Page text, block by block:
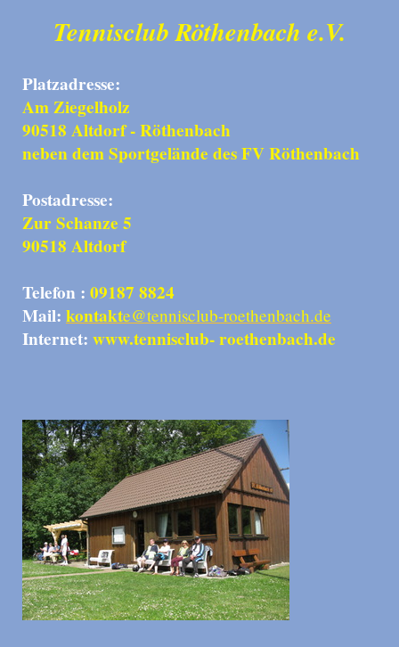
Tennisclub Röthenbach e.V.
Platzadresse:
Am Ziegelholz
90518 Altdorf - Röthenbach
neben dem Sportgelände des FV Röthenbach
Postadresse:
Zur Schanze 5
90518 Altdorf
Telefon : 09187 8824
Mail: kontakte@tennisclub-roethenbach.de
Internet: www.tennisclub- roethenbach.de